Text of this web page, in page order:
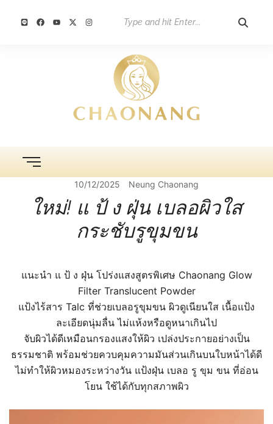
10/12/2025 Neung Chaonang
ใหม่! แ ป้ ง ฝุ่น เบลอผิวใส
กระชับรูขุมขน
แนะนำ แ ป้ ง ฝุ่น โปร่งแสงสูตรพิเศษ Chaonang Glow
Filter Translucent Powder
แป้งไร้สาร Talc ที่ช่วยเบลอรูขุมขน ผิวดูเนียนใส เนื้อแป้ง
ละเอียดนุ่มลื่น ไม่แห้งหรือดูหนาเกินไป
จับผิวได้ดีเหมือนกรองแสงให้ผิว เปล่งประกายอย่างเป็น
ธรรมชาติ พร้อมช่วยควบคุมความมันส่วนเกินบนใบหน้าได้ดี
ไม่ทำให้ผิวหมองระหว่างวัน แป้งฝุ่น เบลอ รู ขุม ขน ที่อ่อน
โยน ใช้ได้กับทุกสภาพผิว